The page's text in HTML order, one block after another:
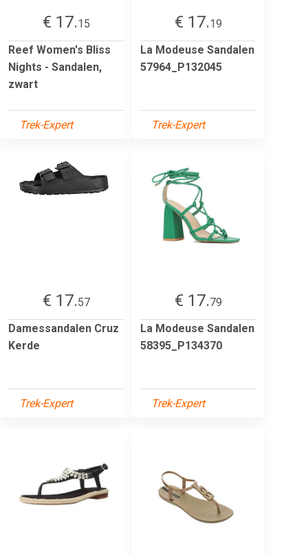
€ 17.15
Reef Women's Bliss
Nights - Sandalen,
zwart
Trek-Expert
€ 17.19
La Modeuse Sandalen
57964_P132045
Trek-Expert
€ 17.57
Damessandalen Cruz
Kerde
Trek-Expert
€ 17.79
La Modeuse Sandalen
58395_P134370
Trek-Expert